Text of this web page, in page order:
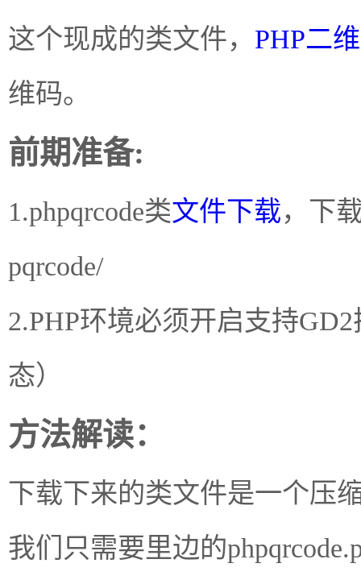
这个现成的类文件， PHP二
维码。
前期准备:
1.phpqrcode类文件下载，下
pqrcode/
2.PHP环境必须开启支持
态）
方法解读：
下载下来的类文件是一个压
我们只需要里边的